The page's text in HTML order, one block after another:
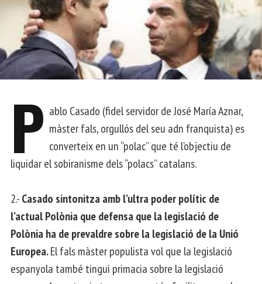
P ablo Casado (fidel servidor de José María Aznar,
màster fals, orgullós del seu adn franquista) es
converteix en un “polac” que té l’objectiu de
liquidar el sobiranisme dels “polacs” catalans.
2.-Casado sintonitza amb l’ultra poder polític de
l’actual Polònia que defensa que la legislació de
Polònia ha de prevaldre sobre la legislació de la Unió
Europea.El fals màster populista vol que la legislació
espanyola també tingui primacia sobre la legislació